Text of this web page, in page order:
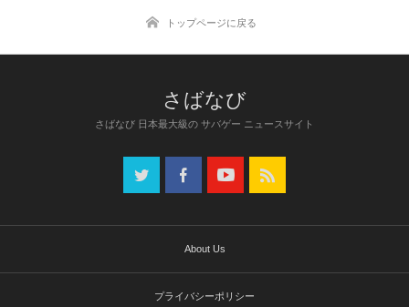
トップページに戻る
さばなび 日本最大級の サバゲー ニュースサイト
About Us
プライバシーポリシー